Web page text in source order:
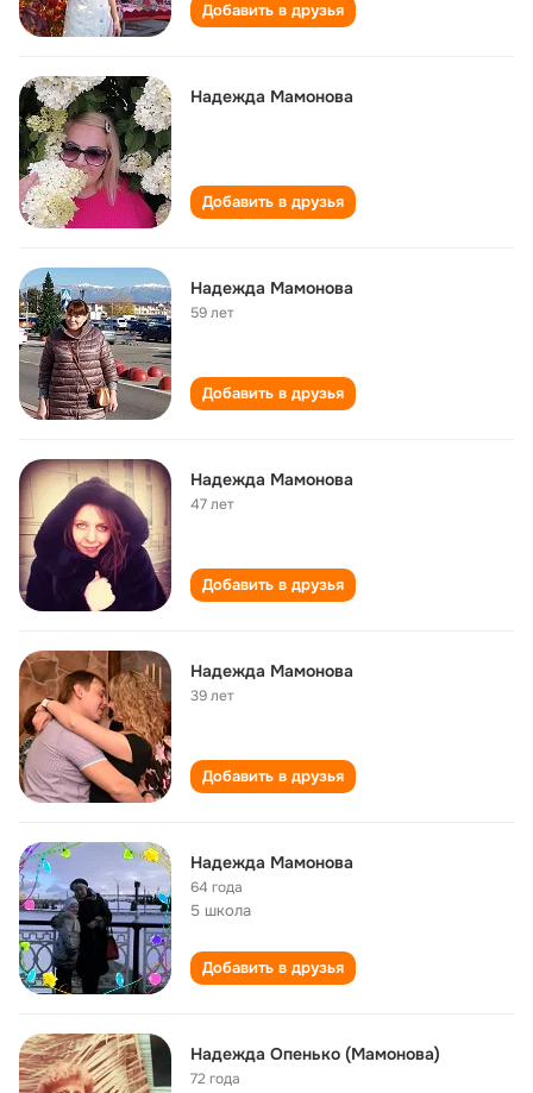
Добавить в друзья
Надежда Мамонова
Добавить в друзья
Надежда Мамонова
59 лет
Добавить в друзья
Надежда Мамонова
47 лет
Добавить в друзья
Надежда Мамонова
39 лет
Добавить в друзья
Надежда Мамонова
64 года
5 школа
Добавить в друзья
Надежда Опенько (Мамонова)
72 года